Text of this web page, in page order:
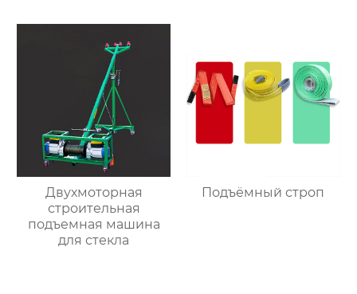
Двухмоторная
строительная
подъемная машина
для стекла
Подъёмный строп